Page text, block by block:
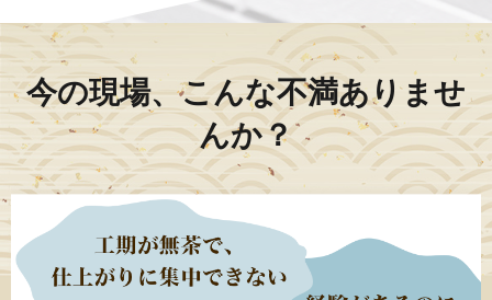
今の現場、こんな不満ありませ
んか？